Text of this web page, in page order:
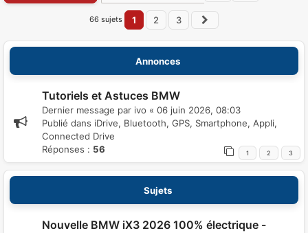
c
h
66 sujets 1 2 3
Annonces
Tutoriels et Astuces BMW
Dernier message par ivo « 06 juin 2026, 08:03
Publié dans iDrive, Bluetooth, GPS, Smartphone, Appli,
Connected Drive
Réponses : 56 1 2 3
Sujets
Nouvelle BMW iX3 2026 100% électrique -